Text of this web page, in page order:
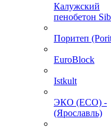
Калужский
пенобетон
Поритеп
EuroBlock
Istkult
ЭКО (ECO) -
(Ярославль)